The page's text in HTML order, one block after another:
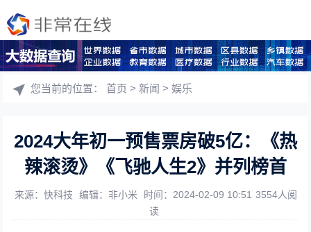
您当前的位置：首页 >新闻 >娱乐
2024大年初一预售票房破5亿：《热
辣滚烫》《飞驰人生2》并列榜首
来源：快科技 编辑：非小米 时间：2024-02-09 10:51 3554人阅
读